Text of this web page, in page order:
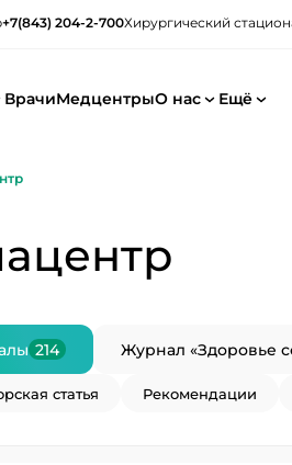
+7(843) 204-2-700Хирургический
ВрачиМедцентрыО нас Ещё
214 Журнал «Здоровье
статья Рекомендации